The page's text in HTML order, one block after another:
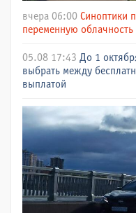
вчера 06:00 Синоптики
переменную облачность
05.08 17:43 До 1
выбрать между
выплатой